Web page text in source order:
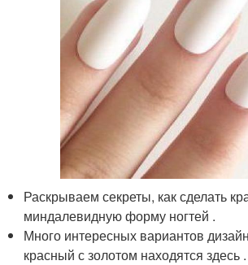
Раскрываем секреты, как сделать
миндалевидную форму ногтей .
Много интересных вариантов
красный с золотом находятся здесь .